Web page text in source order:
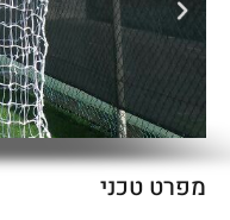
מפרט טכני